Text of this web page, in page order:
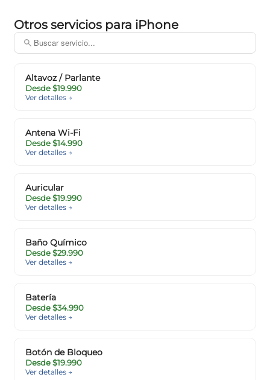
Otros servicios para iPhone
Altavoz / Parlante
Desde $19.990
Ver detalles →
Antena Wi-Fi
Desde $14.990
Ver detalles →
Auricular
Desde $19.990
Ver detalles →
Baño Químico
Desde $29.990
Ver detalles →
Batería
Desde $34.990
Ver detalles →
Botón de Bloqueo
Desde $19.990
Ver detalles →